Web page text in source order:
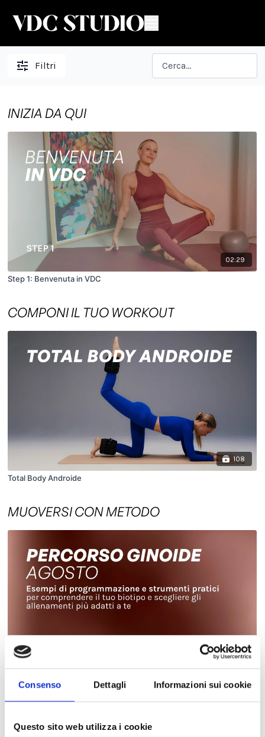
Consenso Dettagli Informazioni sui cookie
Questo sito web utilizza i cookie
Filtri
INIZIA DA QUI
02:29
Step 1: Benvenuta in VDC
COMPONI IL TUO WORKOUT
108
Total Body Androide
MUOVERSI CON METODO
23